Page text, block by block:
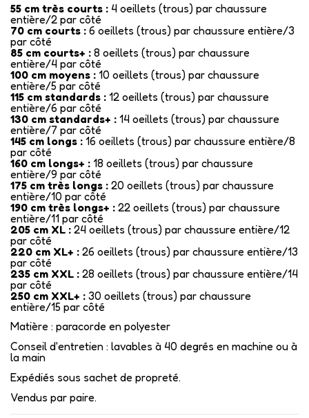
55 cm très courts : 4 oeillets (trous) par chaussure
entière/2 par côté
70 cm courts : 6 oeillets (trous) par chaussure entière/3
par côté
85 cm courts+ : 8 oeillets (trous) par chaussure
entière/4 par côté
100 cm moyens : 10 oeillets (trous) par chaussure
entière/5 par côté
115 cm standards : 12 oeillets (trous) par chaussure
entière/6 par côté
130 cm standards+ : 14 oeillets (trous) par chaussure
entière/7 par côté
145 cm longs : 16 oeillets (trous) par chaussure entière/8
par côté
160 cm longs+ : 18 oeillets (trous) par chaussure
entière/9 par côté
175 cm très longs : 20 oeillets (trous) par chaussure
entière/10 par côté
190 cm très longs+ : 22 oeillets (trous) par chaussure
entière/11 par côté
205 cm XL : 24 oeillets (trous) par chaussure entière/12
par côté
220 cm XL+ : 26 oeillets (trous) par chaussure entière/13
par côté
235 cm XXL : 28 oeillets (trous) par chaussure entière/14
par côté
250 cm XXL+ : 30 oeillets (trous) par chaussure
entière/15 par côté
Matière : paracorde en polyester
Conseil d'entretien : lavables à 40 degrés en machine ou à
la main
Expédiés sous sachet de propreté.
Vendus par paire.